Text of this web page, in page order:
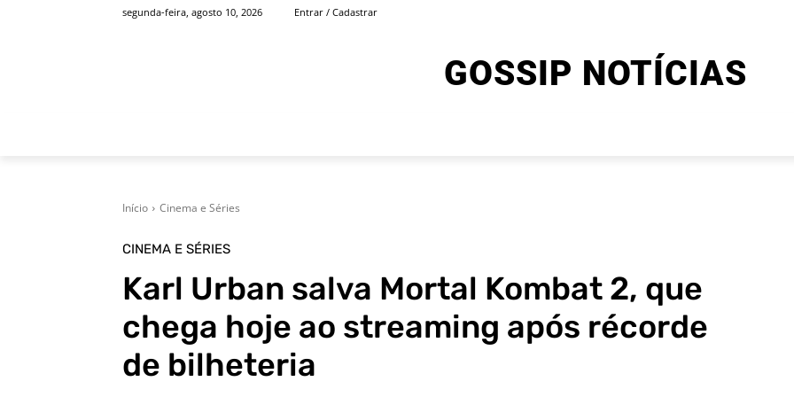
segunda-feira, agosto 10, 2026 Entrar / Cadastrar
GOSSIP NOTÍCIAS
Início Cinema e Séries
CINEMA E SÉRIES
Karl Urban salva Mortal Kombat 2, que
chega hoje ao streaming após récorde
de bilheteria